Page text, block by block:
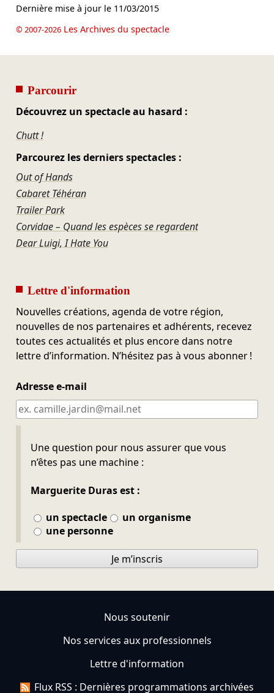
Dernière mise à jour le 11/03/2015
© 2007-2026Les Archives du spectacle
Parcourir
Découvrez un spectacle au hasard :
Chutt !
Parcourez les derniers spectacles :
Out of Hands
Cabaret Téhéran
Trailer Park
Corvidae – Quand les espèces se regardent
Dear Luigi, I Hate You
Lettre d'information
Nouvelles créations, agenda de votre région,
nouvelles de nos partenaires et adhérents, recevez
toutes ces actualités et plus encore dans notre
lettre d’information. N’hésitez pas à vous abonner !
Adresse e-mail
Une question pour nous assurer que vous
n’êtes pas une machine :
Marguerite Duras est :
un spectacle
un organisme
une personne
Ne pas remplir
Je m’inscris
Nous soutenir
Nos services aux professionnels
Lettre d'information
Flux RSS : Dernières programmations archivées